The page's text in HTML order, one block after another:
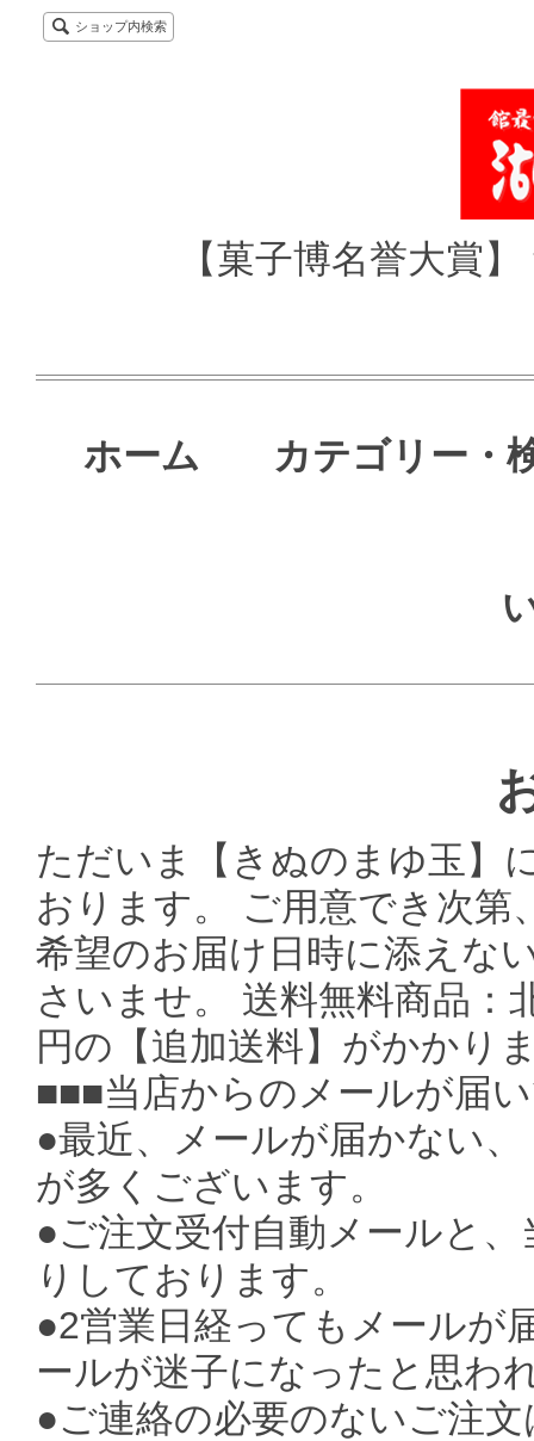
ショップ内検索
【菓子博名誉大賞
ホーム カテゴリー・
ただいま【きぬのまゆ玉】
おります。 ご用意でき次第
希望のお届け日時に添えな
さいませ。 送料無料商品：
円の【追加送料】がかかり
■■■当店からのメールが届
●最近、メールが届かない
が多くございます。
●ご注文受付自動メールと
りしております。
●2営業日経ってもメールが
ールが迷子になったと思わ
●ご連絡の必要のないご注